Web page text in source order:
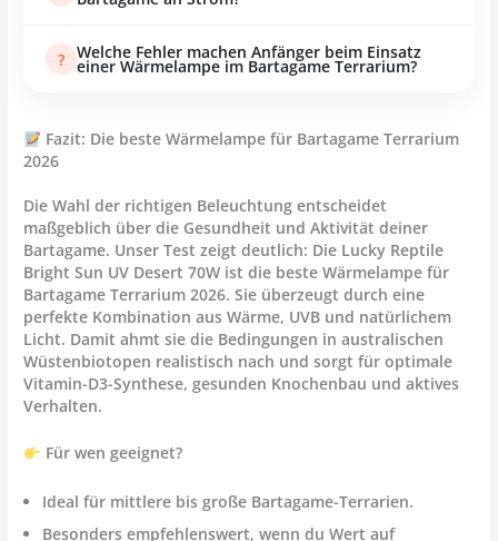
regulieren.
australischen Wüstenregionen. Nachts genügt
Restwärme oder ein Keramikstrahler.
pro Tag = ca. 1 kWh täglich. Bei 30 Cent pro kWh
Terrariumreduzieren diese Kosten deutlich.
? Welche Fehler machen Anfänger beim Einsatz
einer Wärmelampe im Bartagame Terrarium?
Zu geringe Wattzahl → Terrarium bleibt zu
Keine UVB-Lampe kombiniert → Vitamin-D3-
Mangel
Lampe zu nah am Tier → Verbrennungsgefahr
Keine Nutzung von Thermostat oder
Zeitschaltuhr
Mit der richtigen Wärmelampe für Bartagame
Terrariumund fachgerechter Installation lassen
sich diese Probleme leicht vermeiden.
Fazit: Die beste Wärmelampe für Bartagame Terrarium
2026
Die Wahl der richtigen Beleuchtung entscheidet
maßgeblich über die Gesundheit und Aktivität deiner
Bartagame. Unser Test zeigt deutlich: Die Lucky Reptile
Bright Sun UV Desert 70W ist die beste Wärmelampe für
Bartagame Terrarium 2026. Sie überzeugt durch eine
perfekte Kombination aus Wärme, UVB und natürlichem
Licht. Damit ahmt sie die Bedingungen in australischen
Wüstenbiotopen realistisch nach und sorgt für optimale
Vitamin-D3-Synthese, gesunden Knochenbau und aktives
Verhalten.
Für wen geeignet?
Ideal für mittlere bis große Bartagame-Terrarien.
Besonders empfehlenswert, wenn du Wert auf